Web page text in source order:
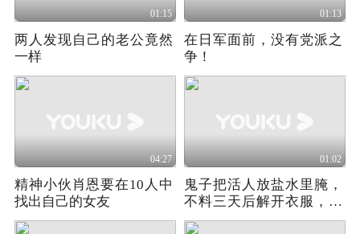
01:15
两人发现自己的老公竟然
一样
01:13
在日军面前，没有党派之
争！
04:27
精神小伙肖恩要在10人中
找出自己的女友
01:02
鬼子把活人放盐水里腌，
不料三天后解开衣服，直
接吓傻所有鬼子